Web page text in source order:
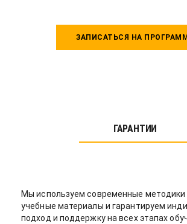
ЗАПИСАТЬСЯ НА
ГАРАНТИИ
Мы используем современные методики
учебные материалы и гарантируем
подход и поддержку на всех этапах